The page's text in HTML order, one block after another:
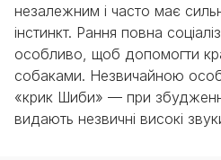
незалежним і часто має
інстинкт. Рання повна
особливо, щоб допомогти
собаками. Незвичайною
«крик Шиби» — при
видають незвичні високі